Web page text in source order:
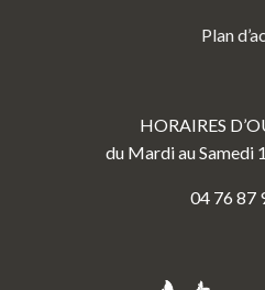
Plan
HORAIRES
du Mardi au Samedi
04 76 87